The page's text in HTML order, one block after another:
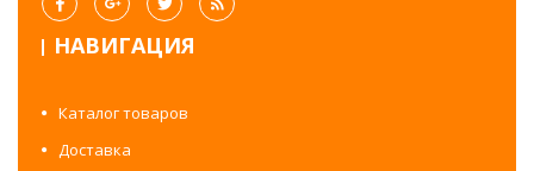
НАВИГАЦИЯ
Каталог товаров
Доставка